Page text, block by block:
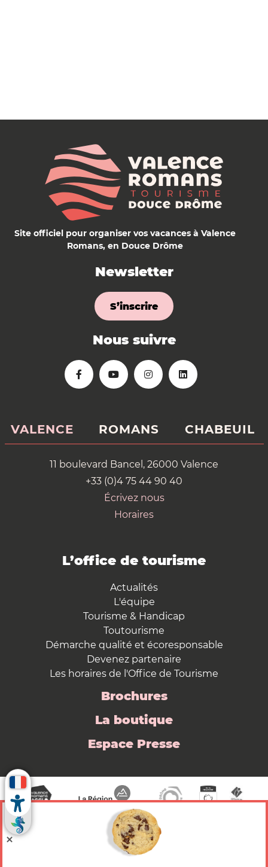
Site officiel pour organiser vos vacances à Valence
Romans, en Douce Drôme
Newsletter
S’inscrire
Nous suivre
VALENCE ROMANS CHABEUIL
11 boulevard Bancel, 26000 Valence
+33 (0)4 75 44 90 40
Écrivez nous
Horaires
L’office de tourisme
Actualités
L'équipe
Tourisme & Handicap
Toutourisme
Démarche qualité et écoresponsable
Devenez partenaire
Les horaires de l'Office de Tourisme
Brochures
La boutique
Espace Presse